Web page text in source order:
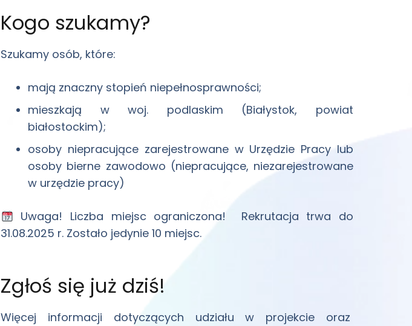
Kogo szukamy?
Szukamy osób, które:
mają znaczny stopień niepełnosprawności;
mieszkają w woj. podlaskim (Białystok, powiat
białostockim);
osoby niepracujące zarejestrowane w Urzędzie Pracy lub
osoby bierne zawodowo (niepracujące, niezarejestrowane
w urzędzie pracy)
Uwaga! Liczba miejsc ograniczona! Rekrutacja trwa do
31.08.2025 r. Zostało jedynie 10 miejsc.
Zgłoś się już dziś!
Więcej informacji dotyczących udziału w projekcie oraz